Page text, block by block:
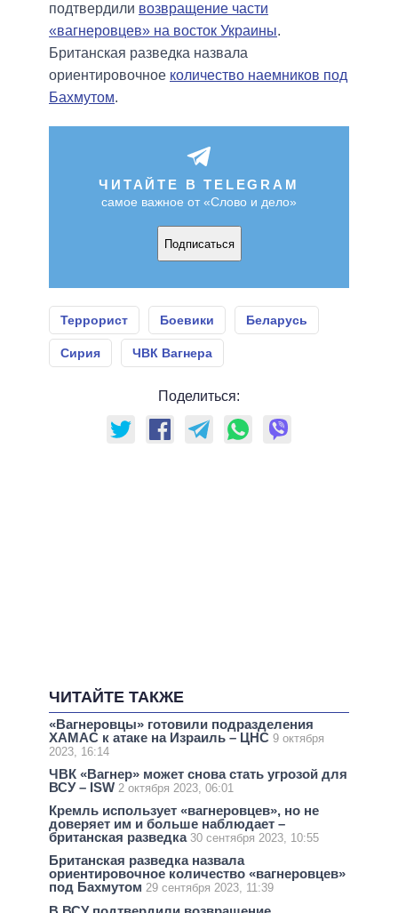
подтвердили возвращение части
«вагнеровцев» на восток Украины.
Британская разведка назвала
ориентировочное количество наемников под
Бахмутом.
ЧИТАЙТЕ В TELEGRAM
самое важное от «Слово и дело»
Подписаться
Террорист Боевики Беларусь
Сирия ЧВК Вагнера
Поделиться:
ЧИТАЙТЕ ТАКЖЕ
«Вагнеровцы» готовили подразделения
ХАМАС к атаке на Израиль – ЦНС 9 октября
2023, 16:14
ЧВК «Вагнер» может снова стать угрозой для
ВСУ – ISW 2 октября 2023, 06:01
Кремль использует «вагнеровцев», но не
доверяет им и больше наблюдает –
британская разведка 30 сентября 2023, 10:55
Британская разведка назвала
ориентировочное количество «вагнеровцев»
под Бахмутом 29 сентября 2023, 11:39